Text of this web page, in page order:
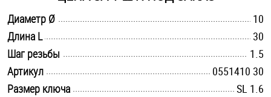
Стопорные кольца
Такелаж
Хомуты
Диаметр Ø
10
Длина L
30
Шаг резьбы
1.5
Артикул
0551410 30
Размер ключа
SL 1.6